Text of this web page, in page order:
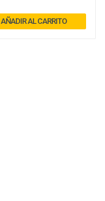
AÑADIR AL CARRITO